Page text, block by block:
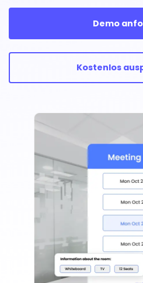
Demo
Kostenlos